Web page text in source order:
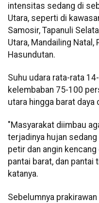
intensitas sedang di
Utara, seperti di
Samosir, Tapanuli
Utara, Mandailing Natal,
Hasundutan.
Suhu udara rata-rata
kelembaban 75-100
utara hingga barat
"Masyarakat diimbau
terjadinya hujan
petir dan angin
pantai barat, dan pantai
katanya.
Sebelumnya